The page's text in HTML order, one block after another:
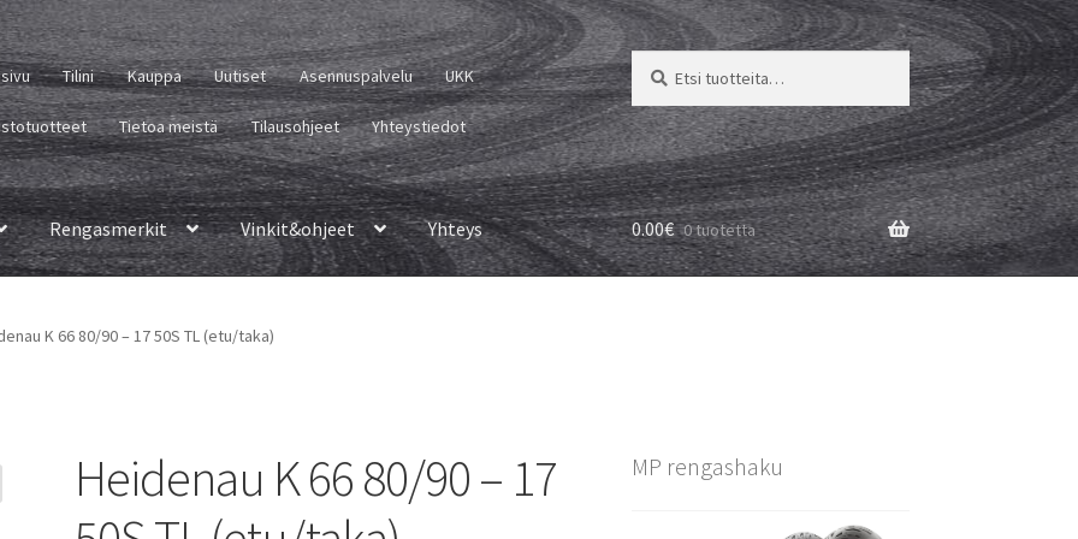
Tilini Kauppa Uutiset Asennuspalvelu UKK
Tietoa meistä Tilausohjeet Yhteystiedot
Etsi:
Haku
Rengasmerkit Vinkit&ohjeet Yhteys 0.00€ 0 tuotetta
K 66 80/90 – 17 50S TL (etu/taka)
Heidenau K 66 80/90 – 17
MP rengashaku